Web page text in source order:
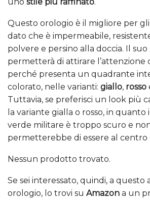
Questo orologio è il migliore per gli
dato che è impermeabile,
polvere e persino alla doccia. Il
permetterà di attirare l’attenzione
perché presenta un quadrante
colorato, nelle varianti: giallo, rosso
Tuttavia, se preferisci un look più
la variante gialla o rosso, in
verde militare è troppo scuro e
permetterebbe di essere al centro
Nessun prodotto trovato.
Se sei interessato, quindi, a questo
orologio, lo trovi su Amazon a un